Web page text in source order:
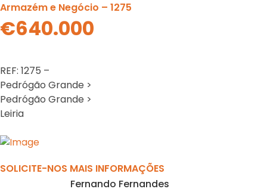
Armazém e Negócio – 1275
€640.000
REF: 1275 –
Pedrógão Grande >
Pedrógão Grande >
Leiria
Previous
SOLICITE-NOS MAIS INFORMAÇÕES
Fernando Fernandes